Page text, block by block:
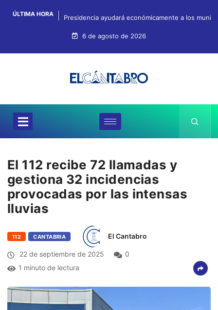
ÚLTIMA HORA Presidencia ayudará económicamente a los
6 de agosto de 2026
El 112 recibe 72 llamadas y
gestiona 32 incidencias
provocadas por las intensas
lluvias
112 CANTABRIA El Cantabro
22 de septiembre de 2025
0
1 minuto de lectura